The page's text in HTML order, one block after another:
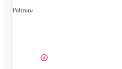
Poltrona